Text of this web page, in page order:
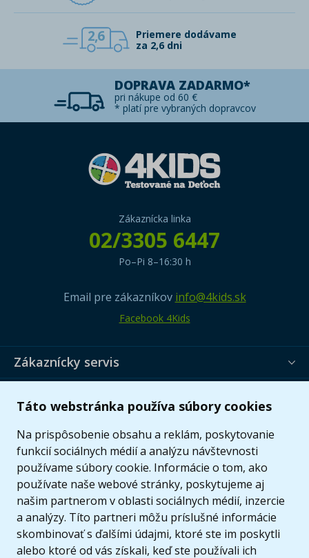
Táto webstránka používa súbory cookies
Na prispôsobenie obsahu a reklám, poskytovanie
funkcií sociálnych médií a analýzu návštevnosti
používame súbory cookie. Informácie o tom, ako
používate naše webové stránky, poskytujeme aj
našim partnerom v oblasti sociálnych médií, inzercie
a analýzy. Títo partneri môžu príslušné informácie
skombinovať s ďalšími údajmi, ktoré ste im poskytli
alebo ktoré od vás získali, keď ste používali ich
2,6
Priemere dodávame
za 2,6 dni
DOPRAVA ZADARMO*
pri nákupe od 60 €
* platí pre vybraných dopravcov
Zákaznícka linka
02/3305 6447
Po–Pi 8–16:30 h
Email pre zákazníkov info@4kids.sk
Facebook 4Kids
Zákaznícky servis